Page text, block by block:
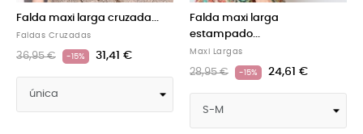
larga cruzada...
-15% 31,41 €
Falda maxi larga
estampado...
Maxi Largas
-15% 24,61 €